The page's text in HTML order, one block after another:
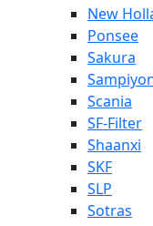
New
Ponsee
Sakura
Scania
SF-Filter
Shaanxi
SKF
SLP
Sotras